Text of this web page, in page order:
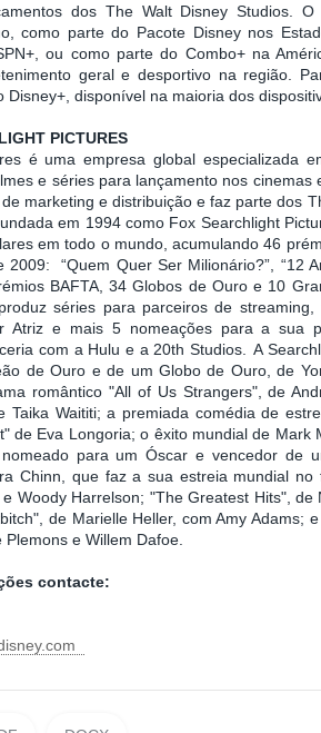
dos The Walt Disney Studios.
como parte do Pacote Disney nos
ou como parte do Combo+ na
geral e desportivo na região.
Disney+, disponível na maioria dos
PICTURES
é uma empresa global especializada
e séries para lançamento nos
marketing e distribuição e faz parte dos
em 1994 como Fox Searchlight
em todo o mundo, acumulando 46
“Quem Quer Ser Milionário?”, “12
BAFTA, 34 Globos de Ouro e 10
séries para parceiros de
Atriz e mais 5 nomeações para a sua
com a Hulu e a 20th Studios. A
de Ouro e de um Globo de Ouro, de
romântico "All of Us Strangers", de
Taika Waititi; a premiada comédia de
de Eva Longoria; o êxito mundial de
para um Óscar e vencedor de
Chinn, que faz a sua estreia mundial
Woody Harrelson; "The Greatest Hits",
de Marielle Heller, com Amy Adams;
Plemons e Willem Dafoe.
contacte: